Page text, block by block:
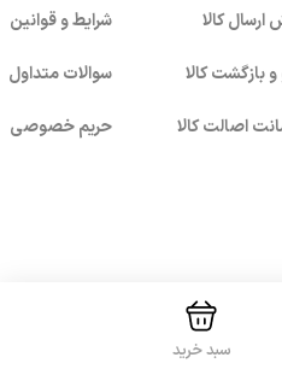
ارسال کالا
بازگشت کالا
اصالت کالا
شرایط و قوانین
سوالات متداول
حریم خصوصی
سبد خرید